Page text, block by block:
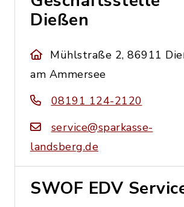
Dießen
Mühlstraße 2, 86911
am Ammersee
08191 124-2120
service@sparkasse-
landsberg.de
SWOF EDV